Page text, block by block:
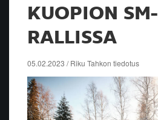
KUOPION SM-
RALLISSA
05.02.2023 / Riku Tahkon tiedotus